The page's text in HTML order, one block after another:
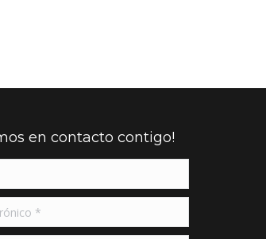
en contacto contigo!